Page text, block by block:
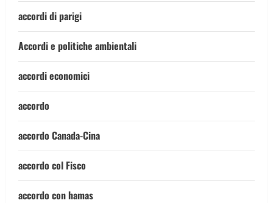
accordi di parigi
Accordi e politiche ambientali
accordi economici
accordo
accordo Canada-Cina
accordo col Fisco
accordo con hamas